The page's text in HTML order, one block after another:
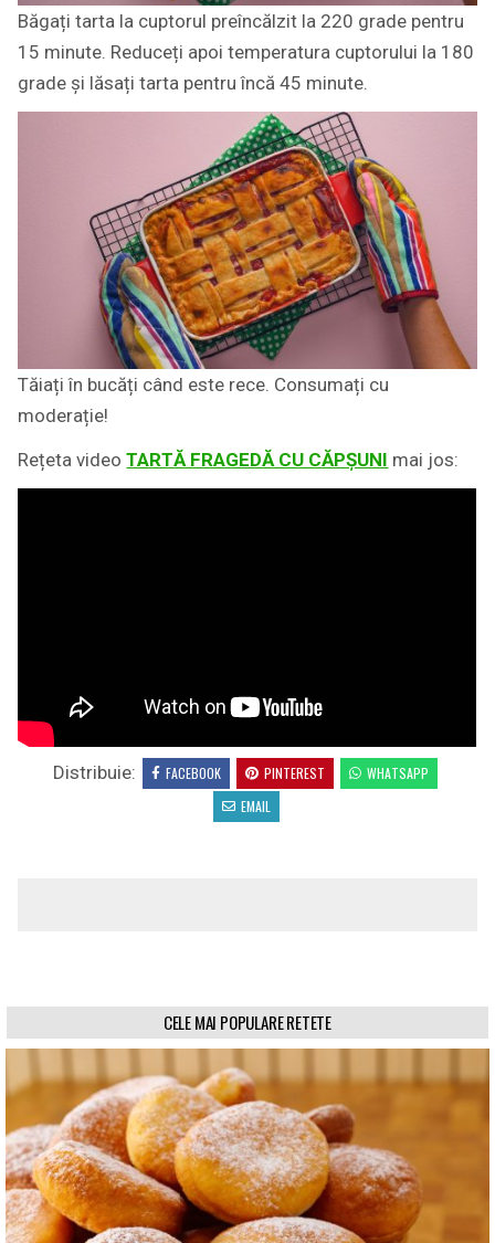
Băgați tarta la cuptorul preîncălzit la 220 grade pentru
15 minute. Reduceți apoi temperatura cuptorului la 180
grade și lăsați tarta pentru încă 45 minute.
Tăiați în bucăți când este rece. Consumați cu
moderație!
Rețeta videoTARTĂ FRAGEDĂ CU CĂPȘUNI mai jos:
Distribuie: FACEBOOK PINTEREST
WHATSAPP
EMAIL
CELE MAI POPULARE RETETE